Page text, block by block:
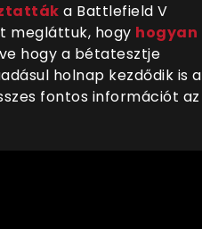
a Battlefield V
megláttuk, hogy hogyan
hogy a bétatesztje
holnap kezdődik is a
fontos információt az